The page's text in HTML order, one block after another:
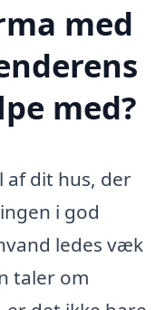
med
med?
af dit hus, der
i god
ledes væk
taler om